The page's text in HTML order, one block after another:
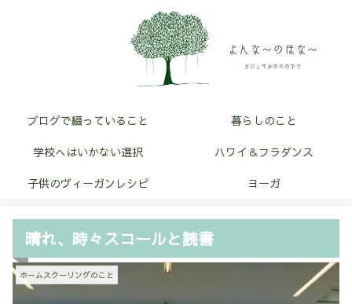
ブログで綴っていること
暮らしのこと
学校へはいかない選択
ハワイ＆フラダンス
子供のヴィーガンレシピ
ヨーガ
晴れ、時々スコールと読書
ホームスクーリングのこと